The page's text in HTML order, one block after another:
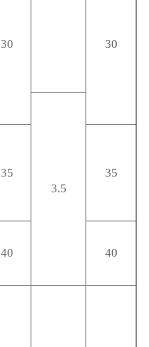
30 30
3.5
35 35
40
40